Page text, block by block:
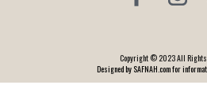
Copyright © 2023 All Rights
Designed by SAFNAH.com for